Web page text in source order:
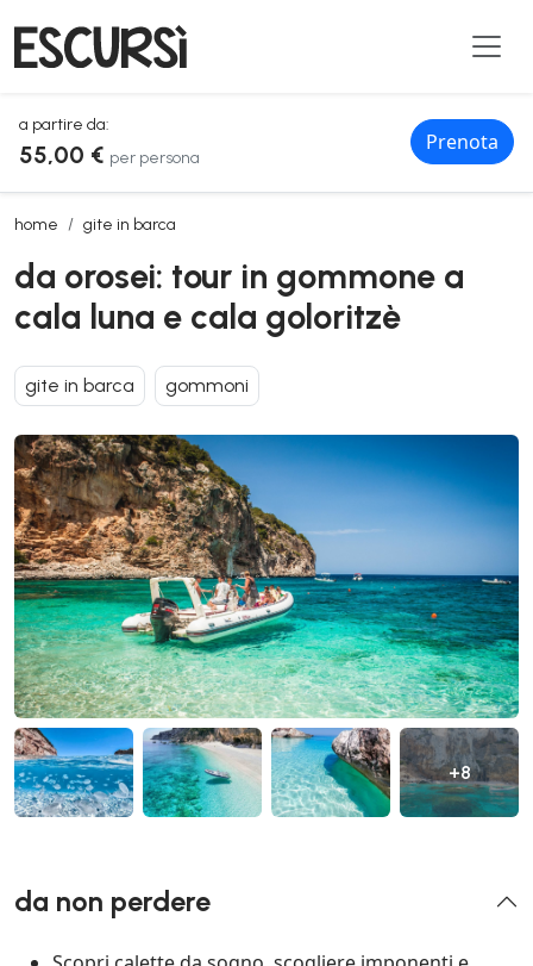
a partire da:
55,00 € per persona
Prenota
home gite in barca
da orosei: tour in gommone a cala luna e cala goloritzè
da orosei: tour in gommone a
cala luna e cala goloritzè
gite in barca gommoni
+8
da non perdere